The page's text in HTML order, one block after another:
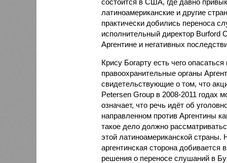
латиноамериканские и другие
практически добились переноса
исполнительный директор Burford
Аргентине и негативных
Крису Богарту есть чего
правоохранительные органы
свидетельствующие о том, что
Petersen Group в 2008-2011 годах
означает, что речь идёт об
направленном против Аргентины
такое дело должно
этой латиноамериканской страны.
аргентинская сторона добивается
решения о переносе слушаний в